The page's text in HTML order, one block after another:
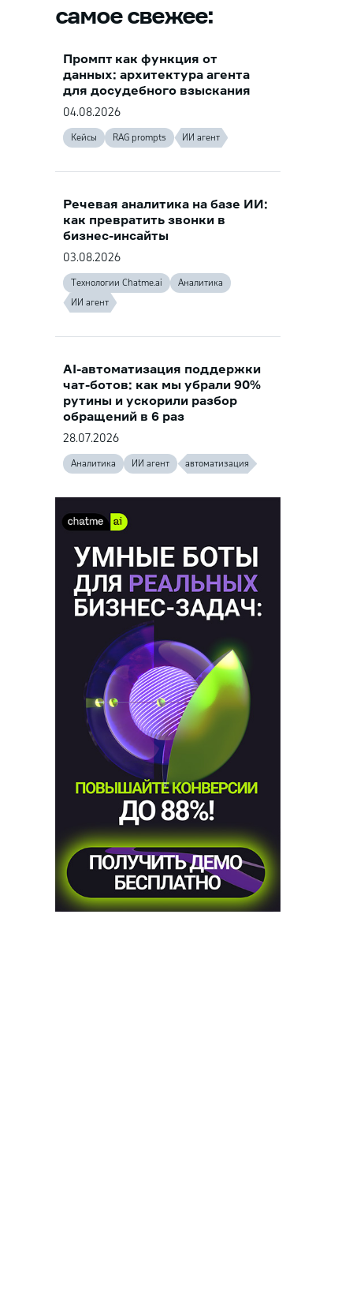
самое свежее:
Промпт как функция от
данных: архитектура агента
для досудебного взыскания
04.08.2026
Кейсы RAG prompts ИИ агент
Речевая аналитика на базе ИИ:
как превратить звонки в
бизнес-инсайты
03.08.2026
Технологии Chatme.ai
Аналитика
ИИ агент
AI-автоматизация поддержки
чат-ботов: как мы убрали 90%
рутины и ускорили разбор
обращений в 6 раз
28.07.2026
Аналитика ИИ агент автоматизация